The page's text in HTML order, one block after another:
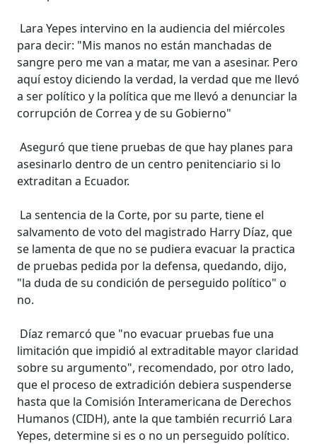
Lara Yepes intervino en la audiencia del miércoles
para decir: "Mis manos no están manchadas de
sangre pero me van a matar, me van a asesinar. Pero
aquí estoy diciendo la verdad, la verdad que me llevó
a ser político y la política que me llevó a denunciar la
corrupción de Correa y de su Gobierno"
Aseguró que tiene pruebas de que hay planes para
asesinarlo dentro de un centro penitenciario si lo
extraditan a Ecuador.
La sentencia de la Corte, por su parte, tiene el
salvamento de voto del magistrado Harry Díaz, que
se lamenta de que no se pudiera evacuar la practica
de pruebas pedida por la defensa, quedando, dijo,
"la duda de su condición de perseguido político" o
no.
Díaz remarcó que "no evacuar pruebas fue una
limitación que impidió al extraditable mayor claridad
sobre su argumento", recomendado, por otro lado,
que el proceso de extradición debiera suspenderse
hasta que la Comisión Interamericana de Derechos
Humanos (CIDH), ante la que también recurrió Lara
Yepes, determine si es o no un perseguido político.